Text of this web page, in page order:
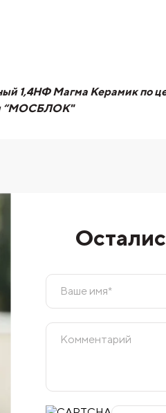
1,4НФ Магма Керамик по
“МОСБЛОК"